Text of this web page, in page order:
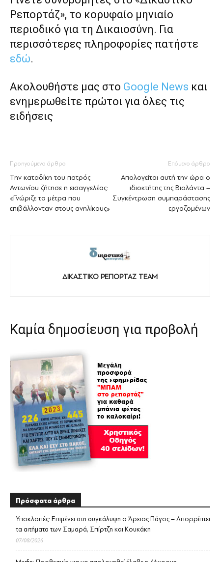
Ρεπορτάζ», το κορυφαίο μηνιαίο
περιοδικό για τη Δικαιοσύνη. Για
περισσότερες πληροφορίες πατήστε
εδώ.
Ακολουθήστε μας στο Google News και
ενημερωθείτε πρώτοι για όλες τις
ειδήσεις
Προηγούμενο άρθρο
Την καταδίκη του πατρός
Αντωνίου ζήτησε η εισαγγελέας:
«Γνώριζε τα μέτρα που
επιβάλλονταν στους ανηλίκους»
Επόμενο άρθρο
Απολογείται αυτή την ώρα ο
ιδιοκτήτης της Βιολάντα –
Συγκέντρωση συμπαράστασης
εργαζομένων
ΔΙΚΑΣΤΙΚΟ ΡΕΠΟΡΤΑΖ TEAM
Καμία δημοσίευση για προβολή
Πρόσφατα άρθρα
Υποκλοπές: Επιμένει στη συγκάλυψη ο Άρειος Πάγος – Απορρίπτει
τα αιτήματα των Σαμαρά, Σπίρτζη και Κουκάκη
07/08/2026